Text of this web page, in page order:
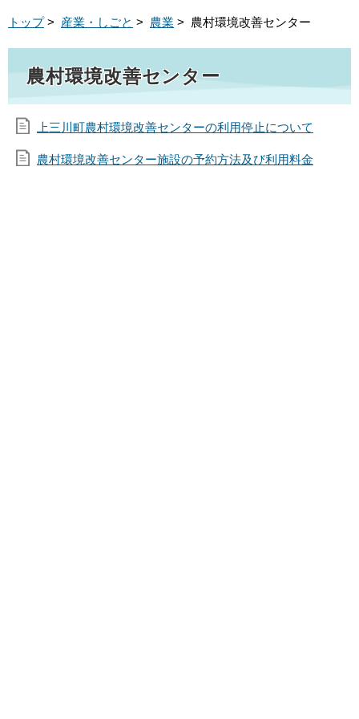
トップ> 産業・しごと > 農業 > 農村環境改善センター
農村環境改善センター
上三川町農村環境改善センターの利用停止について
農村環境改善センター施設の予約方法及び利用料金